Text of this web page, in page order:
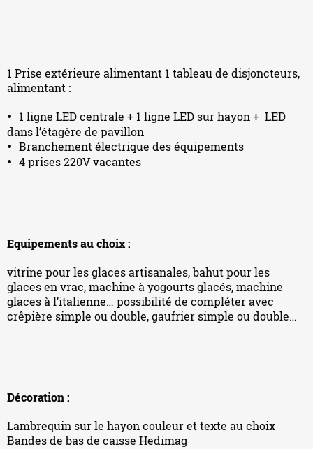
1 Prise extérieure alimentant 1 tableau de disjoncteurs,
alimentant :
1 ligne LED centrale + 1 ligne LED sur hayon + LED
dans l’étagère de pavillon
Branchement électrique des équipements
4 prises 220V vacantes
Equipements au choix :
vitrine pour les glaces artisanales, bahut pour les
glaces en vrac, machine à yogourts glacés, machine
glaces à l’italienne… possibilité de compléter avec
crêpière simple ou double, gaufrier simple ou double…
Décoration :
Lambrequin sur le hayon couleur et texte au choix
Bandes de bas de caisse Hedimag